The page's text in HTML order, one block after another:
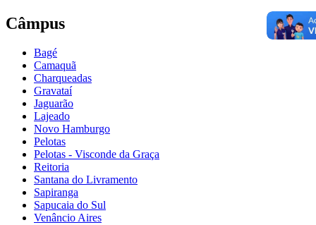
Câmpus
Bagé
Camaquã
Charqueadas
Gravataí
Jaguarão
Lajeado
Novo Hamburgo
Pelotas
Pelotas - Visconde da Graça
Reitoria
Santana do Livramento
Sapiranga
Sapucaia do Sul
Venâncio Aires